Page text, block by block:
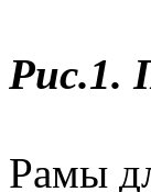
Рис.1.
Рамы